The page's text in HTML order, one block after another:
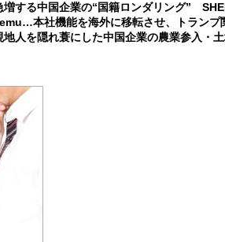
増する中国企業の“国籍ロンダリング”
本社機能を海外に移転させ、トラン
地人を隠れ蓑にした中国企業の農業参入・